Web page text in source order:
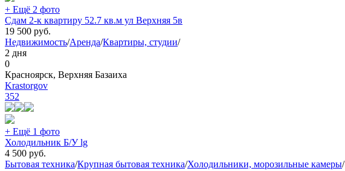
+ Ещё 2 фото
Сдам 2-к квартиру 52.7 кв.м ул Верхняя 5в
19 500 руб.
Недвижимость/Аренда/Квартиры, студии/
2 дня
0
Красноярск, Верхняя Базаиха
Krastorgov
352
+ Ещё 1 фото
Холодильник Б/У lg
4 500 руб.
Бытовая техника/Крупная бытовая техника/Холодильники, морозильные камеры/